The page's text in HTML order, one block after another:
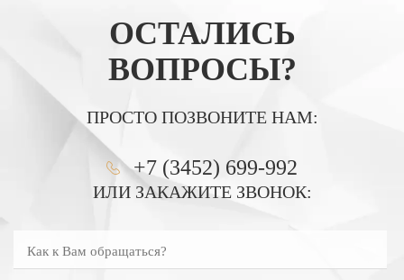
ОСТАЛИСЬ
ВОПРОСЫ?
ПРОСТО ПОЗВОНИТЕ НАМ:
+7 (3452) 699-992
ИЛИ ЗАКАЖИТЕ ЗВОНОК: